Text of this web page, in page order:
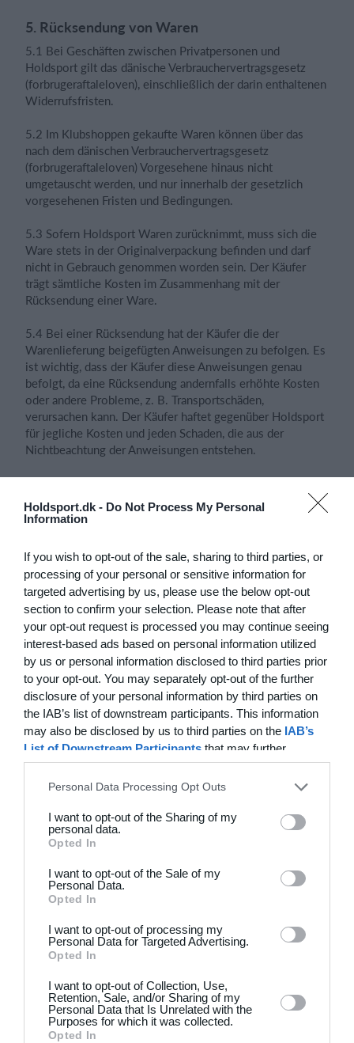
Holdsport.dk - Do Not Process My Personal
Information
If you wish to opt-out of the sale, sharing to third parties, or
processing of your personal or sensitive information for
targeted advertising by us, please use the below opt-out
section to confirm your selection. Please note that after
your opt-out request is processed you may continue seeing
interest-based ads based on personal information utilized
by us or personal information disclosed to third parties prior
to your opt-out. You may separately opt-out of the further
disclosure of your personal information by third parties on
the IAB’s list of downstream participants. This information
may also be disclosed by us to third parties on the IAB’s
List of Downstream Participants that may further
disclose it to other third parties.
Personal Data Processing Opt Outs
I want to opt-out of the Sharing of my
personal data.
Opted In
I want to opt-out of the Sale of my
Personal Data.
Opted In
I want to opt-out of processing my
Personal Data for Targeted Advertising.
Opted In
I want to opt-out of Collection, Use,
Retention, Sale, and/or Sharing of my
Personal Data that Is Unrelated with the
Purposes for which it was collected.
Opted In
5. Rücksendung von Waren
5.1 Bei Geschäften zwischen Privatpersonen und
Holdsport gilt das dänische Verbrauchervertragsgesetz
(forbrugeraftaleloven), einschließlich der darin enthaltenen
Widerrufsfristen.
5.2 Im Klubshoppen gekaufte Waren können über das
nach dem dänischen Verbrauchervertragsgesetz
(forbrugeraftaleloven) Vorgesehene hinaus nicht
umgetauscht werden, und nur innerhalb der gesetzlich
vorgesehenen Fristen und Bedingungen.
5.3 Sofern Holdsport Waren zurücknimmt, muss sich die
Ware stets in der Originalverpackung befinden und darf
nicht in Gebrauch genommen worden sein. Der Käufer
trägt sämtliche Kosten im Zusammenhang mit der
Rücksendung einer Ware.
5.4 Bei einer Rücksendung hat der Käufer die der
Warenlieferung beigefügten Anweisungen zu befolgen. Es
ist wichtig, dass der Käufer diese Anweisungen genau
befolgt, da eine Rücksendung andernfalls erhöhte Kosten
oder andere Probleme, z. B. Transportschäden,
verursachen kann. Der Käufer haftet gegenüber Holdsport
für jegliche Kosten und jeden Schaden, die aus der
Nichtbeachtung der Anweisungen entstehen.
5.5 Soweit ein Gegenstand nach den Wünschen des
Vereins oder des Teammitglieds / der Privatperson
angefertigt wurde (individuell angefertigte Ware /
Nummer usw., kann der Gegenstand nicht umgetauscht
oder zurückgegeben werden, da er nicht in seinem
ursprünglichen Originalzustand zurückgesandt werden
kann. Dies gilt für alle Käufe, unabhängig davon, ob der
Käufer ein Verein oder eine Privatperson ist.
6. Gesetzliche Gewährleistung
(Reklamationsret)
6.1 Holdsport gewährt keine eigenständige Garantie auf
gelieferte Waren.
6.2 Der Käufer akzeptiert, dass Ansprüche aus einer
gegenüber dem Hersteller geltend gemacht werden
können. Holdsport unterstützt den Käufer in diesen Fällen
bei der Kontaktvermittlung.
Wasch- und sonstigen Anweisungen, die eine
ordnungsgemäße Verwendung und Pflege des Produkts
beschreiben, befolgt und eingehalten werden. Wird eine
Ware entgegen den Anweisungen behandelt, gilt dies als
fehlerhafter Gebrauch, und die Ware ist nicht von der
gesetzlichen Gewährleistung erfasst.
6.4 Der Käufer hat die gelieferten Waren unmittelbar nach
deren Erhalt und stets vor Ingebrauchnahme zu überprüfen,
um sicherzustellen, dass diese mangelfrei sind.